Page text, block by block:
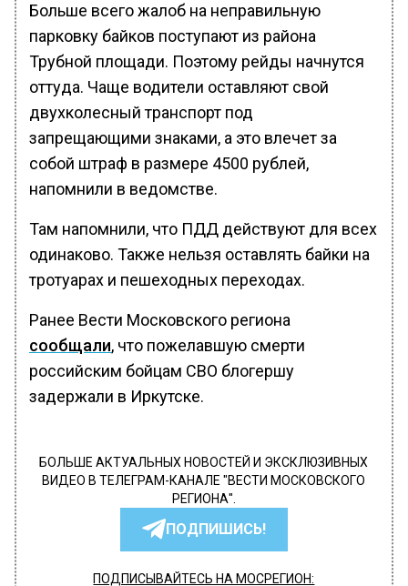
Больше всего жалоб на неправильную
парковку байков поступают из района
Трубной площади. Поэтому рейды начнутся
оттуда. Чаще водители оставляют свой
двухколесный транспорт под
запрещающими знаками, а это влечет за
собой штраф в размере 4500 рублей,
напомнили в ведомстве.
Там напомнили, что ПДД действуют для всех
одинаково. Также нельзя оставлять байки на
тротуарах и пешеходных переходах.
Ранее Вести Московского региона
сообщали, что пожелавшую смерти
российским бойцам СВО блогершу
задержали в Иркутске.
БОЛЬШЕ АКТУАЛЬНЫХ НОВОСТЕЙ И ЭКСКЛЮЗИВНЫХ
ВИДЕО В ТЕЛЕГРАМ-КАНАЛЕ "ВЕСТИ МОСКОВСКОГО
РЕГИОНА".
ПОДПИШИСЬ!
ПОДПИСЫВАЙТЕСЬ НА МОСРЕГИОН: